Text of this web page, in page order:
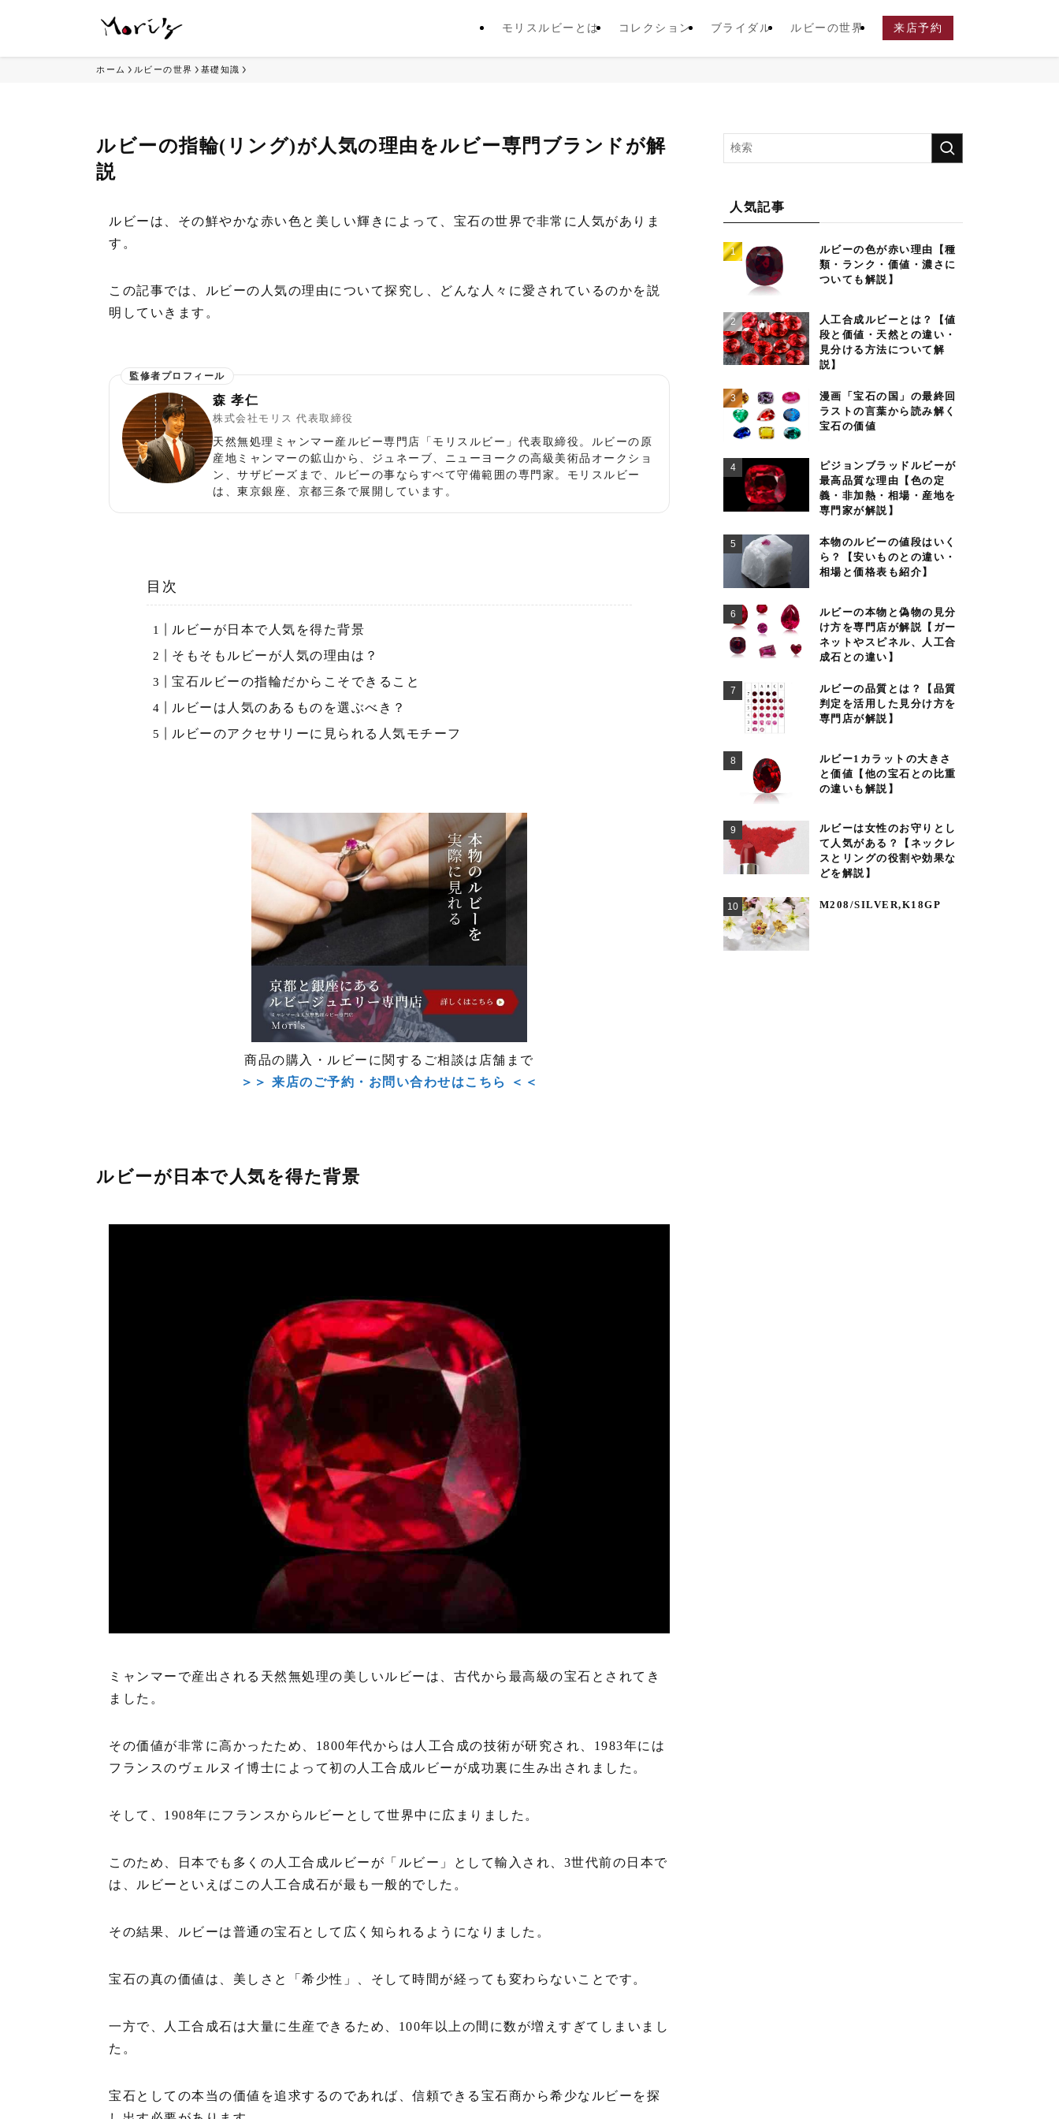
モリスルビーとは コレクション ブライダル ルビーの世界 来店予約
ホーム ルビーの世界 基礎知識
ルビーの指輪(リング)が人気の理由をルビー専門ブランドが解
説
ルビーは、その鮮やかな赤い色と美しい輝きによって、宝石の世界で非常に人気がありま
す。
この記事では、ルビーの人気の理由について探究し、どんな人々に愛されているのかを説
明していきます。
森 孝仁
株式会社モリス 代表取締役
天然無処理ミャンマー産ルビー専門店「モリスルビー」代表取締役。ルビーの原
産地ミャンマーの鉱山から、ジュネーブ、ニューヨークの高級美術品オークショ
ン、サザビーズまで、ルビーの事ならすべて守備範囲の専門家。モリスルビー
は、東京銀座、京都三条で展開しています。
目次
ルビーが日本で人気を得た背景
そもそもルビーが人気の理由は？
宝石ルビーの指輪だからこそできること
ルビーは人気のあるものを選ぶべき？
ルビーのアクセサリーに見られる人気モチーフ
商品の購入・ルビーに関するご相談は店舗まで
＞＞ 来店のご予約・お問い合わせはこちら ＜＜
ルビーが日本で人気を得た背景
ミャンマーで産出される天然無処理の美しいルビーは、古代から最高級の宝石とされてき
ました。
その価値が非常に高かったため、1800年代からは人工合成の技術が研究され、1983年には
フランスのヴェルヌイ博士によって初の人工合成ルビーが成功裏に生み出されました。
そして、1908年にフランスからルビーとして世界中に広まりました。
このため、日本でも多くの人工合成ルビーが「ルビー」として輸入され、3世代前の日本で
は、ルビーといえばこの人工合成石が最も一般的でした。
その結果、ルビーは普通の宝石として広く知られるようになりました。
宝石の真の価値は、美しさと「希少性」、そして時間が経っても変わらないことです。
一方で、人工合成石は大量に生産できるため、100年以上の間に数が増えすぎてしまいまし
た。
宝石としての本当の価値を追求するのであれば、信頼できる宝石商から希少なルビーを探
人気記事
ルビーの色が赤い理由【種
類・ランク・価値・濃さに
ついても解説】
人工合成ルビーとは？【値
段と価値・天然との違い・
見分ける方法について解
説】
漫画「宝石の国」の最終回
ラストの言葉から読み解く
宝石の価値
ピジョンブラッドルビーが
最高品質な理由【色の定
義・非加熱・相場・産地を
専門家が解説】
本物のルビーの値段はいく
ら？【安いものとの違い・
相場と価格表も紹介】
ルビーの本物と偽物の見分
け方を専門店が解説【ガー
ネットやスピネル、人工合
成石との違い】
ルビーの品質とは？【品質
判定を活用した見分け方を
専門店が解説】
ルビー1カラットの大きさ
と価値【他の宝石との比重
の違いも解説】
ルビーは女性のお守りとし
て人気がある？【ネックレ
スとリングの役割や効果な
どを解説】
M208/SILVER,K18GP